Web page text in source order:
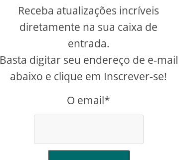
Receba atualizações incríveis
diretamente na sua caixa de
entrada.
Basta digitar seu endereço de e-mail
abaixo e clique em Inscrever-se!
O email*